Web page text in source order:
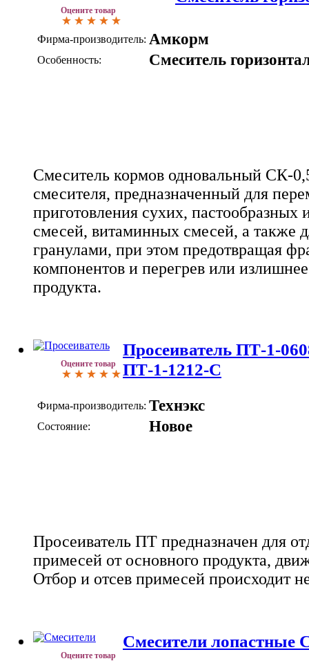
Оцените товар
Фирма-производитель: Амкорм
Особенность: Смеситель
Смеситель кормов одновальный СК-
смесителя, предназначенный для
приготовления сухих,
смесей, витаминных смесей, а также
гранулами, при этом предотвращая
компонентов и перегрев или
продукта.
Оцените товар
Просеиватель ПТ-1-
ПТ-1-1212-С
Фирма-производитель: Технэкс
Состояние: Новое
Просеиватель ПТ предназначен для
примесей от основного продукта,
Отбор и отсев примесей происходит
Оцените товар
Смесители лопастные